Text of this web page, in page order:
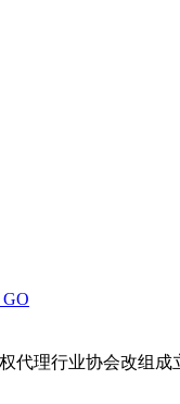
GO
代理行业协会改组